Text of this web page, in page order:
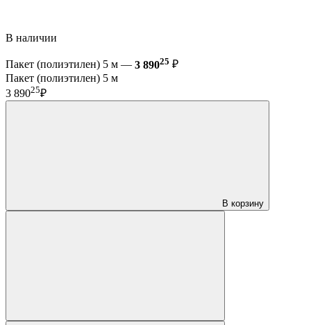
В наличии
Пакет (полиэтилен) 5 м — 3 89025 ₽
Пакет (полиэтилен) 5 м
3 89025₽
В корзину